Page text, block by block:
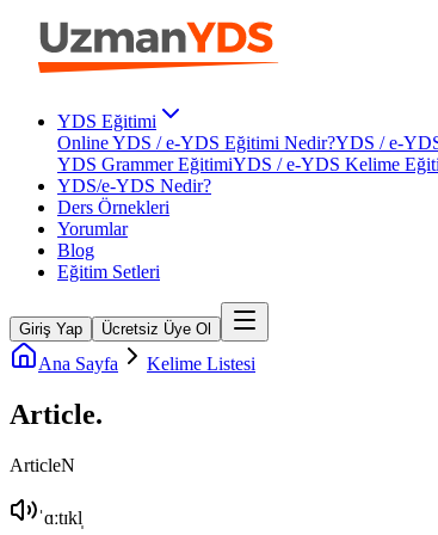
YDS Eğitimi
Online YDS / e-YDS Eğitimi Nedir?YDS / e-
YDS Grammer EğitimiYDS / e-YDS Kelime
YDS/e-YDS Nedir?
Ders Örnekleri
Yorumlar
Blog
Eğitim Setleri
Giriş Yap Ücretsiz Üye Ol
Ana Sayfa Kelime Listesi
Article.
ArticleN
ˈɑːtɪkl̩